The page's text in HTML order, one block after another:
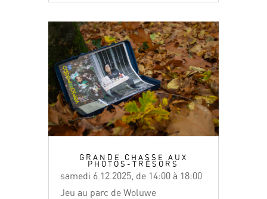
GRANDE CHASSE AUX
PHOTOS-TRÉSORS
samedi 6.12.2025, de 14:00 à 18:00
Jeu au parc de Woluwe